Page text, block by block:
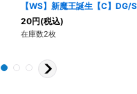
【WS】新魔王誕生【C】DG/
20円(税込)
在庫数2枚